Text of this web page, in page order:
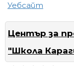
Уебсайт
Център за
"Школа